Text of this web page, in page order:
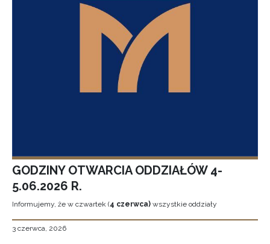
GODZINY OTWARCIA ODDZIAŁÓW 4-
5.06.2026 R.
Informujemy, że w czwartek (4 czerwca) wszystkie oddziały
3 czerwca, 2026